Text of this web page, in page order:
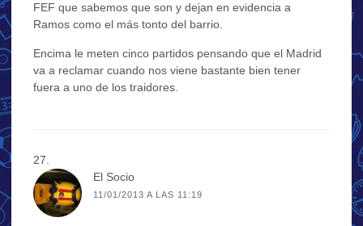
FEF que sabemos que son y dejan en evidencia a
Ramos como el más tonto del barrio.
Encima le meten cinco partidos pensando que el Madrid
va a reclamar cuando nos viene bastante bien tener
fuera a uno de los traidores.
El Socio
11/01/2013 A LAS 11:19